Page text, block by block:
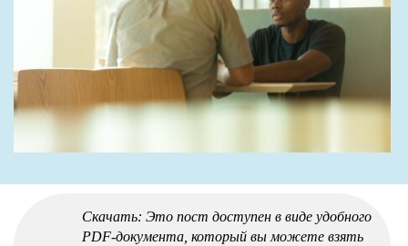
Скачать: Это пост доступен в виде удобного
PDF-документа, который вы можете взять